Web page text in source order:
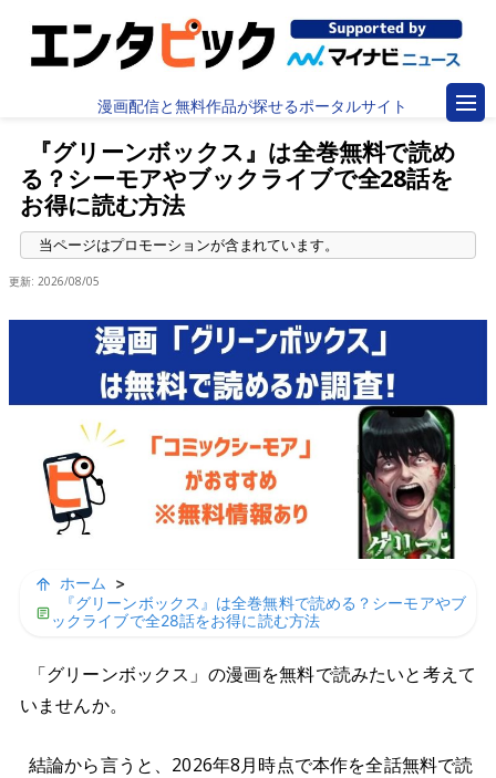
漫画配信と無料作品が探せるポータルサイト
『グリーンボックス』は全巻無料で読め
る？シーモアやブックライブで全28話を
お得に読む方法
更新: 2026/08/05
ホーム
>
『グリーンボックス』は全巻無料で読める？シーモアやブ
ックライブで全28話をお得に読む方法
「グリーンボックス」の漫画を無料で読みたいと考えて
いませんか。
結論から言うと、2026年8月時点で本作を全話無料で読